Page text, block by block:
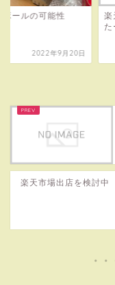
ボールの可能性
2022年9月20日
楽
た
楽天市場出店を検討中